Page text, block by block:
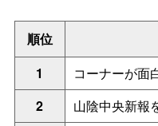
順位
1
コーナーが面
2
山陰中央新報